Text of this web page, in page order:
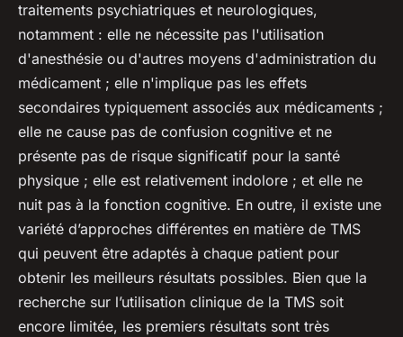
traitements psychiatriques et neurologiques,
notamment : elle ne nécessite pas l'utilisation
d'anesthésie ou d'autres moyens d'administration du
médicament ; elle n'implique pas les effets
secondaires typiquement associés aux médicaments ;
elle ne cause pas de confusion cognitive et ne
présente pas de risque significatif pour la santé
physique ; elle est relativement indolore ; et elle ne
nuit pas à la fonction cognitive. En outre, il existe une
variété d’approches différentes en matière de TMS
qui peuvent être adaptés à chaque patient pour
obtenir les meilleurs résultats possibles. Bien que la
recherche sur l’utilisation clinique de la TMS soit
encore limitée, les premiers résultats sont très